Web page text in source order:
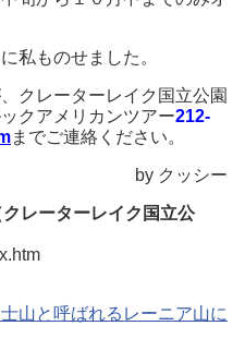
私ものせました。
クレーターレイク国立公園
クアメリカンツアー212-
までご連絡ください。
by クッシー
レーターレイク国立公
山と呼ばれるレーニア山に